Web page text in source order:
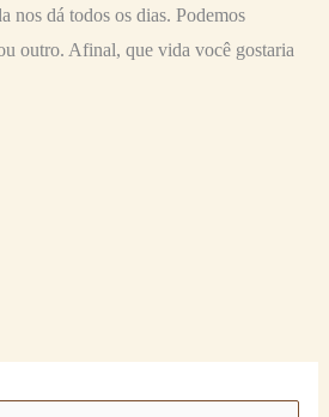
nos dá todos os dias. Podemos
outro. Afinal, que vida você gostaria